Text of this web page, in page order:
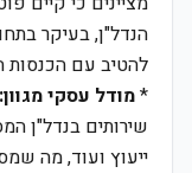
הנדל"ן, בעיקר
להטיב עם הכנסות
*מודל עסקי מגוון:
שירותים בנדל"ן
ייעוץ ועוד, מה